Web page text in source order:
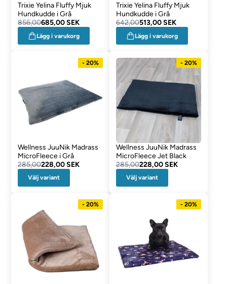
Trixie Yelina Fluffy Mjuk
Hundkudde i Grå
856,00685,00 SEK
Lägg i varukorg
Trixie Yelina Fluffy Mjuk
Hundkudde i Grå
642,00513,00 SEK
Lägg i varukorg
- 20%
Wellness JuuNik Madrass
MicroFleece i Grå
285,00228,00 SEK
Välj variant
- 20%
Wellness JuuNik Madrass
MicroFleece Jet Black
285,00228,00 SEK
Välj variant
- 20% - 20%